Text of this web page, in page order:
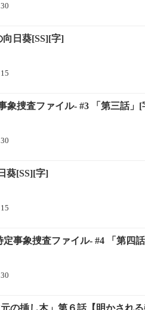
日葵[SS][字]
象捜査ファイル- #3 「第三話」[
葵[SS][字]
事象捜査ファイル- #4 「第四
元の挿し木」第６話【明かされ